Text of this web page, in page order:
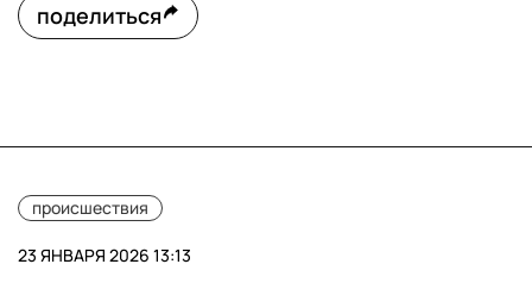
поделиться
происшествия
23 ЯНВАРЯ 2026 13:13